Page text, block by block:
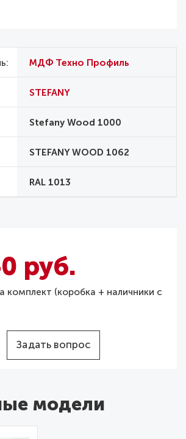
МДФ Техно Профиль
STEFANY
Stefany Wood 1000
STEFANY WOOD 1062
RAL 1013
руб.
комплект (коробка + наличники с
Задать вопрос
модели